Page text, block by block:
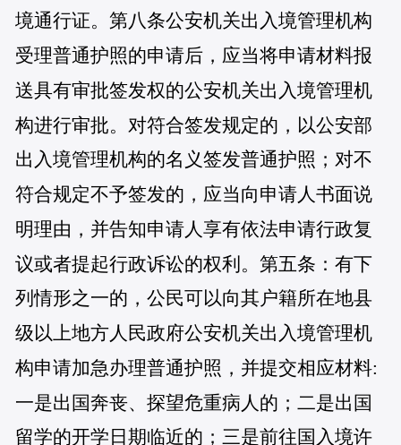
境通行证。第八条公安机关出入境管理机构
受理普通护照的申请后，应当将申请材料报
送具有审批签发权的公安机关出入境管理机
构进行审批。对符合签发规定的，以公安部
出入境管理机构的名义签发普通护照；对不
符合规定不予签发的，应当向申请人书面说
明理由，并告知申请人享有依法申请行政复
议或者提起行政诉讼的权利。第五条：有下
列情形之一的，公民可以向其户籍所在地县
级以上地方人民政府公安机关出入境管理机
构申请加急办理普通护照，并提交相应材料:
一是出国奔丧、探望危重病人的；二是出国
留学的开学日期临近的；三是前往国入境许